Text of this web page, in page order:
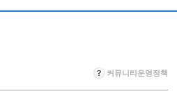
커뮤니티운영정책